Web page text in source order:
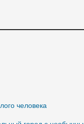
человека